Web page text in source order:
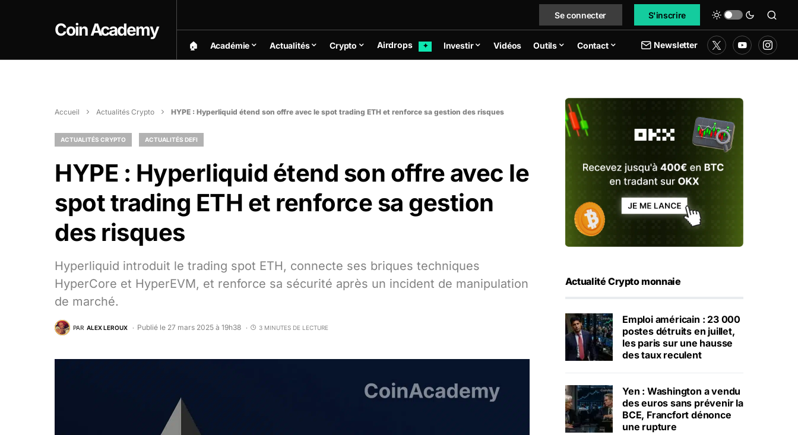
Coin Academy
Se connecter S'inscrire
🏠︎ Académie Actualités Crypto Airdrops ✦ Investir Vidéos Outils Contact Newsletter
Accueil Actualités Crypto HYPE : Hyperliquid étend son offre avec le spot trading ETH et renforce sa gestion des risques
ACTUALITÉS CRYPTO ACTUALITÉS DEFI
HYPE : Hyperliquid étend son offre avec le
spot trading ETH et renforce sa gestion
des risques
Hyperliquid introduit le trading spot ETH, connecte ses briques techniques
HyperCore et HyperEVM, et renforce sa sécurité après un incident de manipulation
de marché.
PAR ALEX LEROUX Publié le 27 mars 2025 à 19h38 3 MINUTES DE LECTURE
Actualité Crypto monnaie
Emploi américain : 23 000
postes détruits en juillet,
les paris sur une hausse
des taux reculent
Yen : Washington a vendu
des euros sans prévenir la
BCE, Francfort dénonce
une rupture